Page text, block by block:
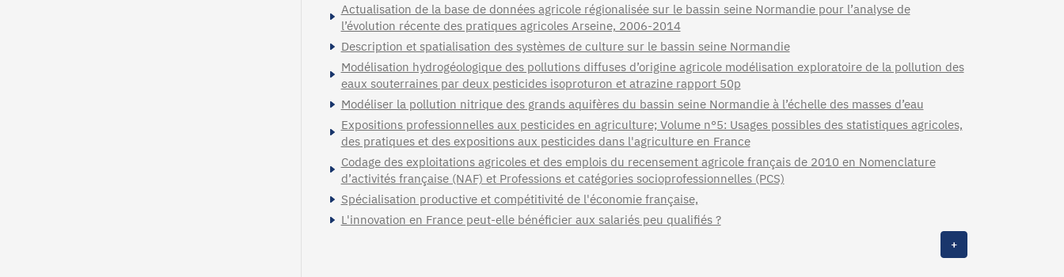
Actualisation de la base de données agricole régionalisée sur le bassin seine Normandie pour l’analyse de
l’évolution récente des pratiques agricoles Arseine, 2006-2014
Description et spatialisation des systèmes de culture sur le bassin seine Normandie
Modélisation hydrogéologique des pollutions diffuses d’origine agricole modélisation exploratoire de la pollution des
eaux souterraines par deux pesticides isoproturon et atrazine rapport 50p
Modéliser la pollution nitrique des grands aquifères du bassin seine Normandie à l’échelle des masses d’eau
Expositions professionnelles aux pesticides en agriculture; Volume n°5: Usages possibles des statistiques agricoles,
des pratiques et des expositions aux pesticides dans l'agriculture en France
Codage des exploitations agricoles et des emplois du recensement agricole français de 2010 en Nomenclature
d’activités française (NAF) et Professions et catégories socioprofessionnelles (PCS)
Spécialisation productive et compétitivité de l'économie française,
L'innovation en France peut-elle bénéficier aux salariés peu qualifiés ?
+